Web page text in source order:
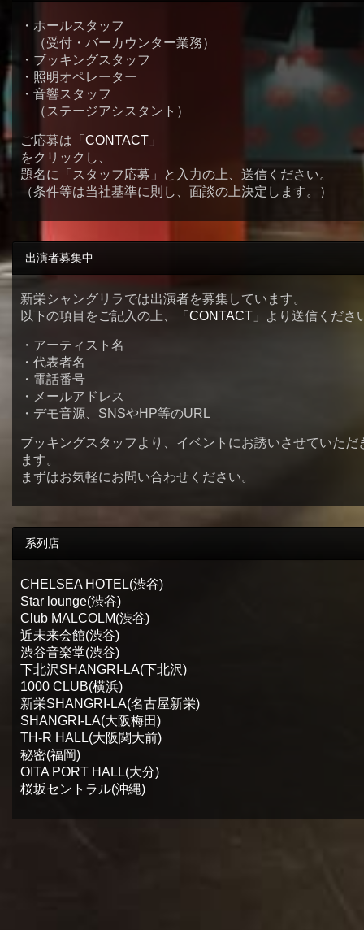
・ホールスタッフ
（受付・バーカウンター業務）
・ブッキングスタッフ
・照明オペレーター
・音響スタッフ
（ステージアシスタント）
ご応募は「 CONTACT」
をクリックし、
題名に「スタッフ応募」と入力の上、送信ください。
（条件等は当社基準に則し、面談の上決定します。）
出演者募集中
新栄シャングリラでは出演者を募集しています。
以下の項目をご記入の上、「 CONTACT」より送信くださ
・アーティスト名
・代表者名
・電話番号
・メールアドレス
・デモ音源、SNSやHP等のURL
ブッキングスタッフより、イベントにお誘いさせていただ
ます。
まずはお気軽にお問い合わせください。
系列店
CHELSEA HOTEL(渋谷)
Star lounge(渋谷)
Club MALCOLM(渋谷)
近未来会館(渋谷)
渋谷音楽堂(渋谷)
下北沢SHANGRI-LA(下北沢)
1000 CLUB(横浜)
新栄SHANGRI-LA(名古屋新栄)
SHANGRI-LA(大阪梅田)
TH-R HALL(大阪関大前)
秘密(福岡)
OITA PORT HALL(大分)
桜坂セントラル(沖縄)